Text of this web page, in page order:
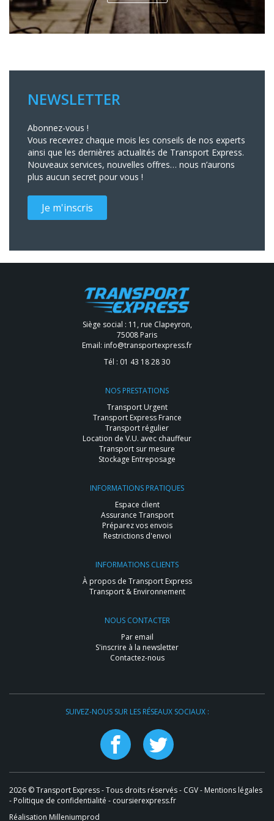
NEWSLETTER
Abonnez-vous !
Vous recevrez chaque mois les conseils de nos experts
ainsi que les dernières actualités de Transport Express.
Nouveaux services, nouvelles offres… nous n’aurons
plus aucun secret pour vous !
Je m'inscris
Siège social : 11, rue Clapeyron,
75008 Paris
Email: info@transportexpress.fr
Tél : 01 43 18 28 30
NOS PRESTATIONS
Transport Urgent
Transport Express France
Transport régulier
Location de V.U. avec chauffeur
Transport sur mesure
Stockage Entreposage
INFORMATIONS PRATIQUES
Espace client
Assurance Transport
Préparez vos envois
Restrictions d'envoi
INFORMATIONS CLIENTS
À propos de Transport Express
Transport & Environnement
NOUS CONTACTER
Par email
S'inscrire à la newsletter
Contactez-nous
SUIVEZ-NOUS SUR LES RÉSEAUX SOCIAUX :
2026 © Transport Express - Tous droits réservés - CGV- Mentions légales
- Politique de confidentialité - coursierexpress.fr
Réalisation Milleniumprod